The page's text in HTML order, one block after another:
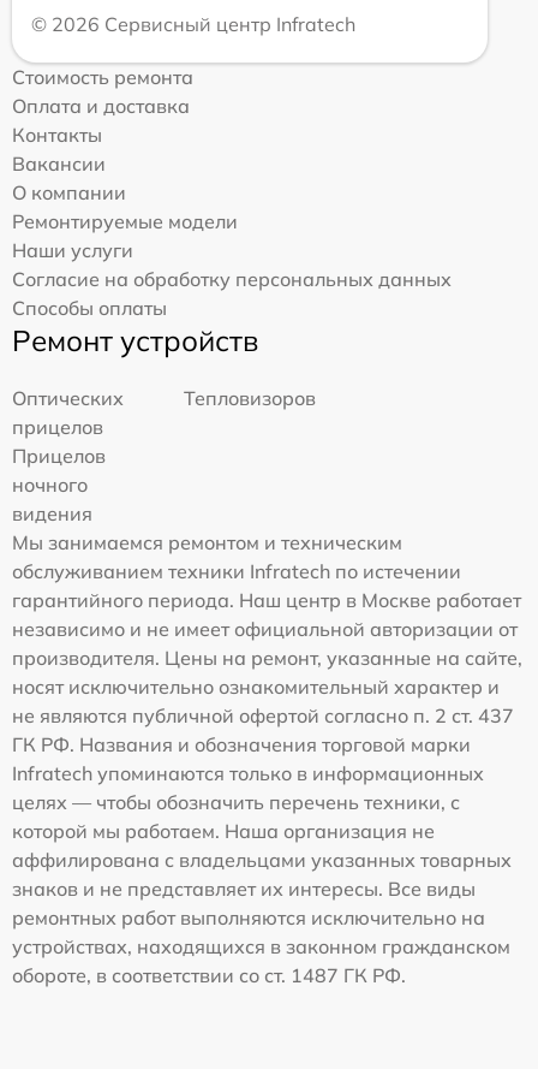
© 2026 Сервисный центр Infratech
Стоимость ремонта
Оплата и доставка
Контакты
Вакансии
О компании
Ремонтируемые модели
Наши услуги
Согласие на обработку персональных данных
Способы оплаты
Ремонт устройств
Оптических
прицелов
Тепловизоров
Прицелов
ночного
видения
Мы занимаемся ремонтом и техническим
обслуживанием техники Infratech по истечении
гарантийного периода. Наш центр в Москве работает
независимо и не имеет официальной авторизации от
производителя. Цены на ремонт, указанные на сайте,
носят исключительно ознакомительный характер и
не являются публичной офертой согласно п. 2 ст. 437
ГК РФ. Названия и обозначения торговой марки
Infratech упоминаются только в информационных
целях — чтобы обозначить перечень техники, с
которой мы работаем. Наша организация не
аффилирована с владельцами указанных товарных
знаков и не представляет их интересы. Все виды
ремонтных работ выполняются исключительно на
устройствах, находящихся в законном гражданском
обороте, в соответствии со ст. 1487 ГК РФ.